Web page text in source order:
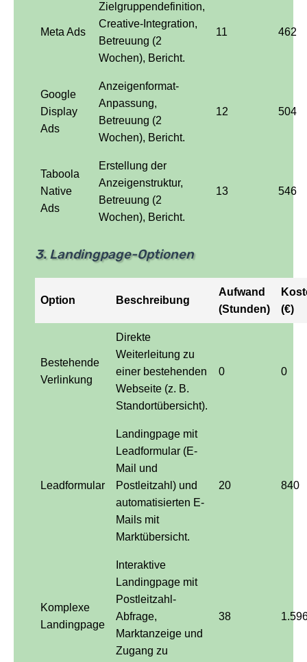
Meta Ads
Zielgruppendefinition,
Creative-Integration,
Betreuung (2
Wochen), Bericht.
11 462
Google
Display
Ads
Anzeigenformat-
Anpassung,
Betreuung (2
Wochen), Bericht.
12 504
Taboola
Native
Ads
Erstellung der
Anzeigenstruktur,
Betreuung (2
Wochen), Bericht.
13 546
3. Landingpage-Optionen
Option Beschreibung
Aufwand
(Stunden)
(€)
Bestehende
Verlinkung
Direkte
Weiterleitung zu
einer bestehenden
Webseite (z. B.
Standortübersicht).
0 0
Leadformular
Landingpage mit
Leadformular (E-
Mail und
Postleitzahl) und
automatisierten E-
Mails mit
Marktübersicht.
20 840
Komplexe
Landingpage
Interaktive
Landingpage mit
Postleitzahl-
Abfrage,
Marktanzeige und
Zugang zu
38